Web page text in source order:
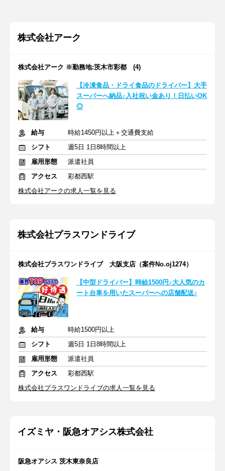
株式会社アーク
株式会社アーク ※勤務地:茨木市彩都 (4)
【冷凍食品・ドライ食品のドライバー】大手
スーパーへ納品♪入社祝い金あり！日払いOK
◎
給与
時給1450円以上＋交通費支給
シフト
週5日 1日8時間以上
雇用形態
派遣社員
アクセス
彩都西駅
株式会社アークの求人一覧を見る
株式会社プラスワンドライブ
株式会社プラスワンドライブ 大阪支店（案件No.oj1274）
【中型ドライバー】時給1500円♪大人気のカ
ート台車を用いたスーパーへの店舗配送♪
給与
時給1500円以上
シフト
週5日 1日8時間以上
雇用形態
派遣社員
アクセス
彩都西駅
株式会社プラスワンドライブの求人一覧を見る
イズミヤ・阪急オアシス株式会社
阪急オアシス 茨木東奈良店